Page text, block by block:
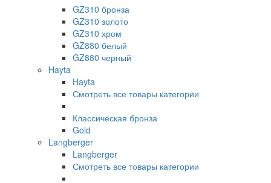
GZ310 бронза
GZ310 золото
GZ310 хром
GZ880 белый
GZ880 черный
Hayta
Hayta
Смотреть все товары категории
Классическая бронза
Gold
Langberger
Langberger
Смотреть все товары категории